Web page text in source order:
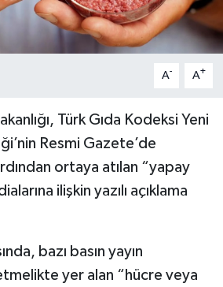
A- A+
Türk Gıda Kodeksi Yeni
Resmi Gazete’de
ortaya atılan “yapay
ilişkin yazılı açıklama
bazı basın yayın
yer alan “hücre veya